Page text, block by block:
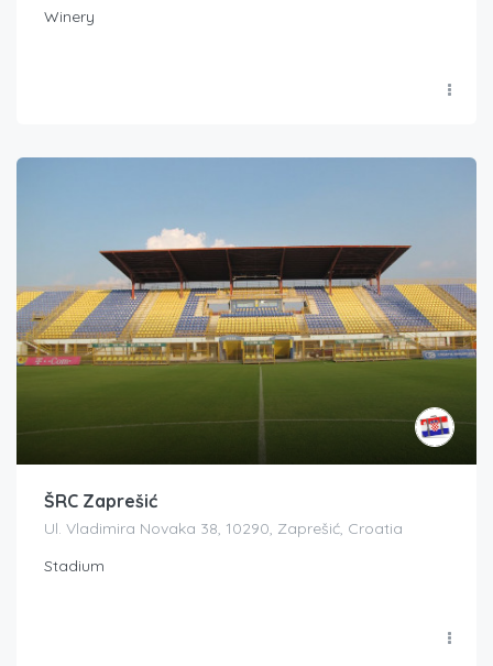
Winery
ŠRC Zaprešić
Ul. Vladimira Novaka 38, 10290, Zaprešić, Croatia
Stadium